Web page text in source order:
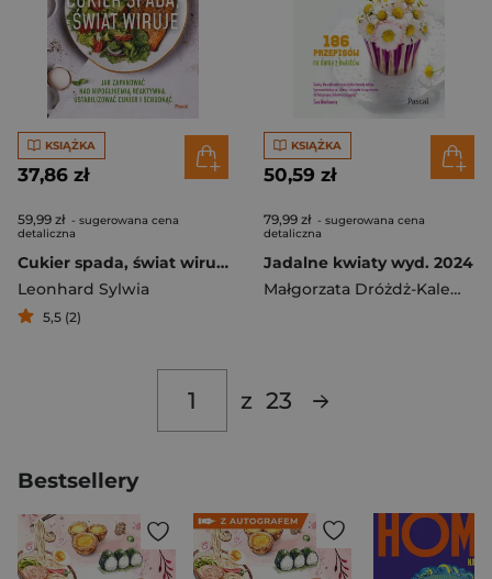
KSIĄŻKA
37,86 zł
59,99 zł - sugerowana cena
detaliczna
Cukier spada, świat wiruje. Jak zapanować nad hipoglikemią reaktywną, ustabilizować cukier i schudnąć
Leonhard Sylwia
5,5 (2)
KSIĄŻKA
50,59 zł
79,99 zł - sugerowana cena
detaliczna
Jadalne kwiaty wyd. 2024
Małgorzata Dróżdż-Kalemba
z 23
Bestsellery